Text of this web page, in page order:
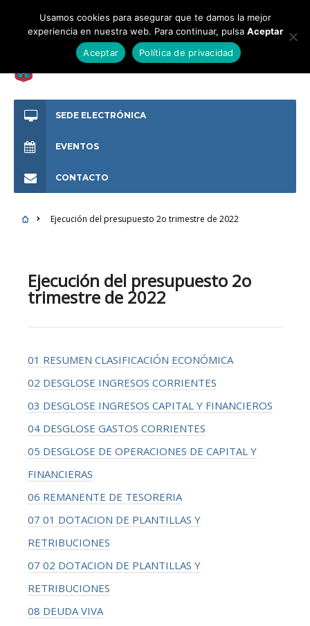
SEDE ELECTRÓNICA
EVENTOS
CONTACTO
Ejecución del presupuesto 2o trimestre de 2022
Ejecución del presupuesto 2o
trimestre de 2022
01 RESUMEN CLASIFICACIÓN ECONÓMICA
02 DESGLOSE INGRESOS CORRIENTES
03 DESGLOSE INGRESOS CAPITAL Y FINANCIEROS
04 DESGLOSE GASTOS CORRIENTES
05 DESGLOSE DE OPERACIONES DE CAPITAL Y
FINANCIERAS
06 REMANENTE DE TESORERIA
07 01 DOTACION DE PLANTILLAS Y
RETRIBUCIONES
07 02 DOTACION DE PLANTILLAS Y
RETRIBUCIONES
08 DEUDA VIVA
Usamos cookies para asegurar que te damos la mejor
experiencia en nuestra web. Para continuar, pulsa Aceptar
Aceptar
Política de privacidad